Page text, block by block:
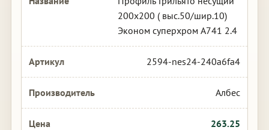
200х200 ( выс.50/шир.10)
Эконом суперхром А741 2.4
2594-nes24-240a6fa4
Албес
263.25